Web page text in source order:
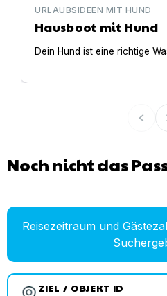
URLAUBSIDEEN MIT HUND
Hausboot mit Hund
Dein Hund ist eine richtige
Noch nicht das
Reisezeitraum und
ZIEL / OBJEKT ID